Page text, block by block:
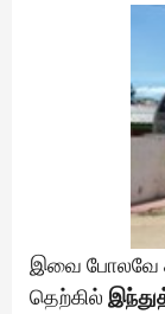
இவை போலவே
தெற்கில்